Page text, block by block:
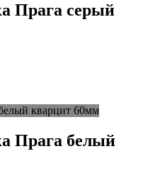
Прага серый
Прага белый